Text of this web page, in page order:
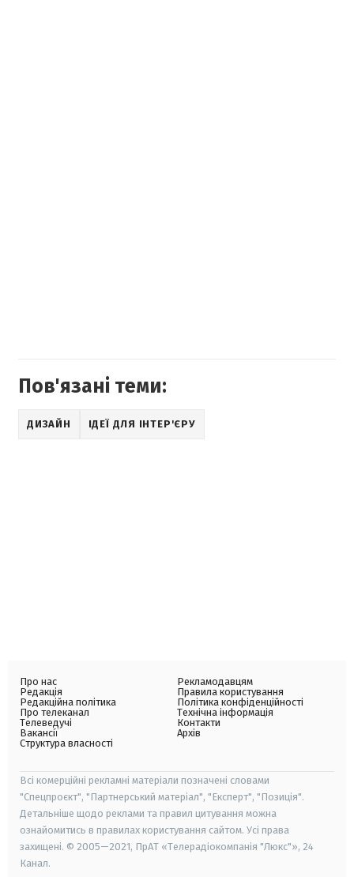
Пов'язані теми:
ДИЗАЙН ІДЕЇ ДЛЯ ІНТЕР'ЄРУ
Про нас
Редакція
Редакційна політика
Про телеканал
Телеведучі
Вакансії
Структура власності
Рекламодавцям
Правила користування
Політика конфіденційності
Технічна інформація
Контакти
Архів
Всі комерційні рекламні матеріали позначені словами
"Спецпроєкт", "Партнерський матеріал", "Експерт", "Позиція".
Детальніше щодо реклами та правил цитування можна
ознайомитись в правилах користування сайтом. Усі права
захищені. © 2005—2021, ПрАТ «Телерадіокомпанія "Люкс"», 24
Канал.